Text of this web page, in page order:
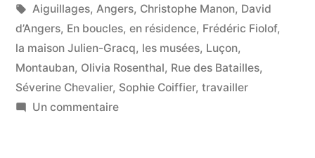
dirait
un
motif »
par
dans
Étiquettes :
Aiguillages, Angers, Christophe Manon, David
d’Angers, En boucles, en résidence, Frédéric Fiolof,
la maison Julien-Gracq, les musées, Luçon,
Montauban, Olivia Rosenthal, Rue des Batailles,
Séverine Chevalier, Sophie Coiffier, travailler
Un commentairesur